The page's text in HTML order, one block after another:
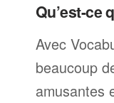
Qu’est-ce
Avec
beaucoup
amusantes